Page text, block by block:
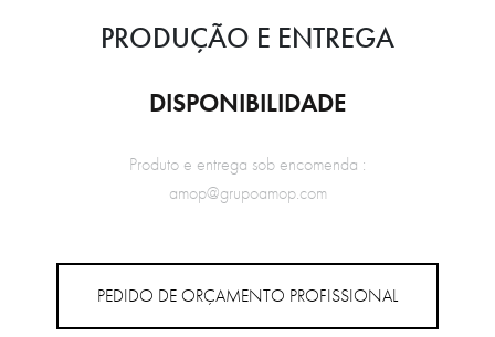
PRODUÇÃO E ENTREGA
DISPONIBILIDADE
Produto e entrega sob encomenda :
amop@grupoamop.com
PEDIDO DE ORÇAMENTO PROFISSIONAL